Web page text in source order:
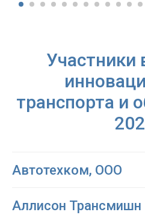
Участники
транспорта и
Автотехком, ООО
Аллисон Трансмишн